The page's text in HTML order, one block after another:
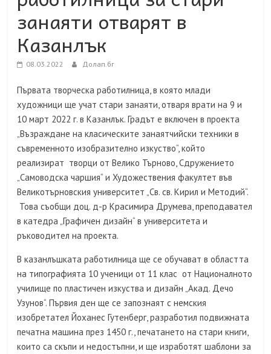
занаяти отварят в
Казанлък
08.03.2022 Долап.бг
Първата творческа работилница, в която млади
художници ще учат стари занаяти, отваря врати на 9 и
10 март 2022 г. в Казанлък. Градът е включен в проекта
„Възраждане на класическите занаятчийски техники в
съвременното изобразително изкуство“, който
реализират творци от Велико Търново, Сдружението
„Самоводска чаршия“ и Художествения факултет във
Великотърновския университет „Св. св. Кирил и Методий“.
Това съобщи доц. д-р Красимира Друмева, преподавател
в катедра „Графичен дизайн“ в университета и
ръководител на проекта.
В казанлъшката работилница ще се обучават в областта
на типографията 10 ученици от 11 клас от Националното
училище по пластичен изкуства и дизайн „Акад. Дечо
Узунов“. Първия ден ще се запознаят с немския
изобретател Йоханес Гутенберг, разработил подвижната
печатна машина през 1450 г., печатането на стари книги,
които са скъпи и недостъпни, и ще изработят шаблони за